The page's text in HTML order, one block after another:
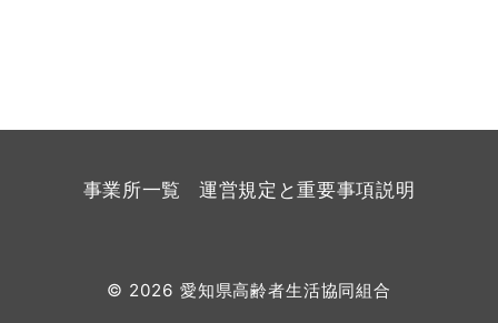
事業所一覧 運営規定と重要事項説明
© 2026 愛知県高齢者生活協同組合